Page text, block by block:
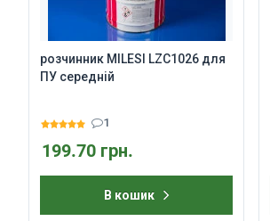
розчинник MILESI LZC1026 для
ПУ середній
199.70 грн.
1
В кошик